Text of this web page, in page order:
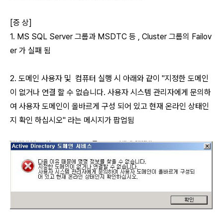
[증 상]
1. MS SQL Server 그룹과 MSDTC 등 , Cluster 그룹의 Failov
er 가 실패 됨
2. 도메인 사용자 및 컴퓨터 실행 시 아래와 같이 "지정한 도메인
이 없거나 연결 할 수 없습니다. 사용자 시스템 관리자에게 문의하
여 사용자 도메인이 올바르게 구성 되어 있고 현재 온라인 상태인
지 확인 하십시오" 라는 메시지가 팝업됨